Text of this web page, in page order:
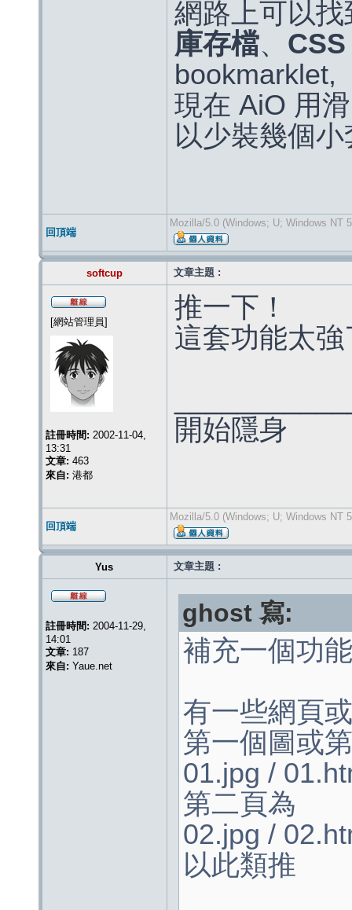
網路上可以
庫存檔、
bookmarklet,
現在 AiO 用
以少裝幾個
回頂端
Mozilla/5.0 (Windows; U; Windows NT
softcup 文章主題 :
[網站管理員]
註冊時間: 2002-11-04,
13:31
文章: 463
來自: 港都
推一下！
這套功能太
開始隱身
回頂端
Mozilla/5.0 (Windows; U; Windows NT
Yus 文章主題 :
註冊時間: 2004-11-29,
14:01
文章: 187
來自: Yaue.net
ghost 寫:
補充一個功
有一些網頁
第一個圖或
01.jpg /
第二頁為
02.jpg /
以此類推